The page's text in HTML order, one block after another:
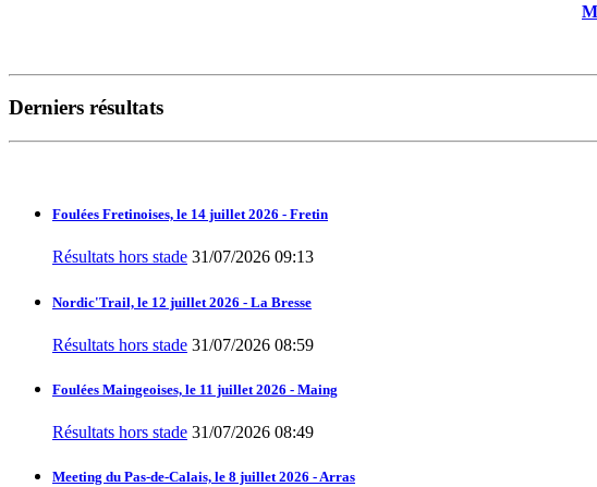
Derniers résultats
Foulées Fretinoises, le 14 juillet 2026 - Fretin
Résultats hors stade 31/07/2026 09:13
Nordic'Trail, le 12 juillet 2026 - La Bresse
Résultats hors stade 31/07/2026 08:59
Foulées Maingeoises, le 11 juillet 2026 - Maing
Résultats hors stade 31/07/2026 08:49
Meeting du Pas-de-Calais, le 8 juillet 2026 - Arras